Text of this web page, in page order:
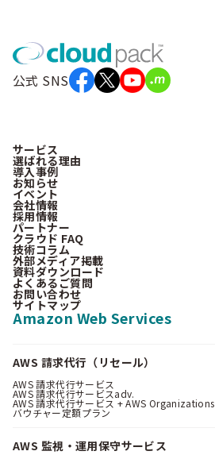
公式 SNS
サービス
選ばれる理由
導入事例
お知らせ
イベント
会社情報
採用情報
パートナー
クラウド FAQ
技術コラム
外部メディア掲載
資料ダウンロード
よくあるご質問
お問い合わせ
サイトマップ
Amazon Web Services
AWS 請求代行（リセール）
AWS 請求代行サービス
AWS 請求代行サービスadv.
AWS 請求代行サービス + AWS Organizations
バウチャー定額プラン
AWS 監視・運用保守サービス